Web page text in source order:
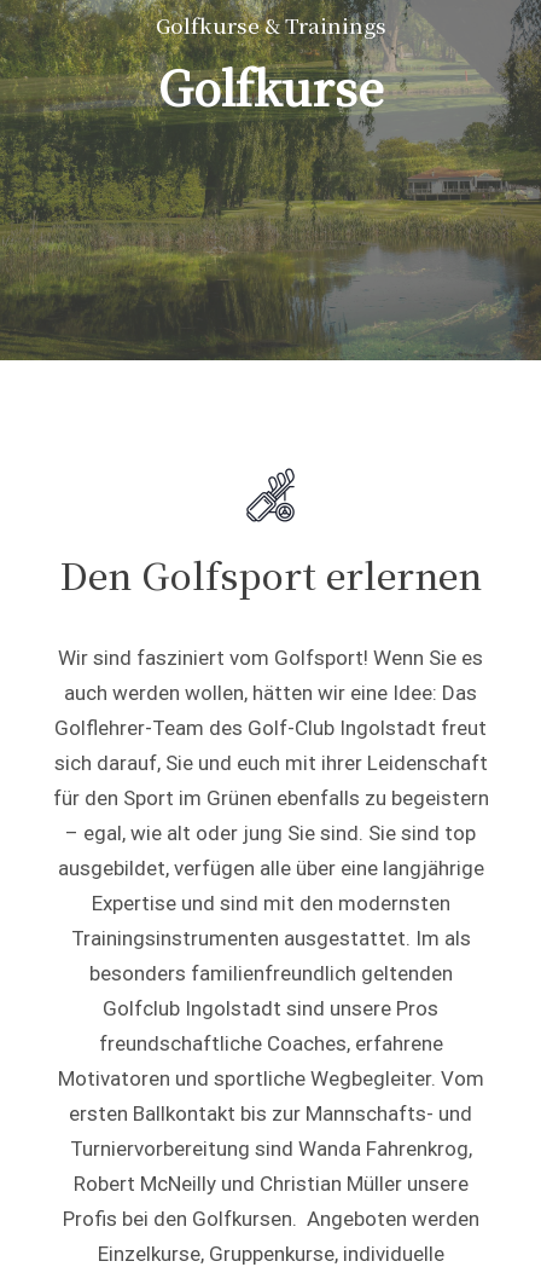
Golfkurse & Trainings
Golfkurse
Den Golfsport erlernen
Wir sind fasziniert vom Golfsport! Wenn Sie es
auch werden wollen, hätten wir eine Idee: Das
Golflehrer-Team des Golf-Club Ingolstadt freut
sich darauf, Sie und euch mit ihrer Leidenschaft
für den Sport im Grünen ebenfalls zu begeistern
– egal, wie alt oder jung Sie sind. Sie sind top
ausgebildet, verfügen alle über eine langjährige
Expertise und sind mit den modernsten
Trainingsinstrumenten ausgestattet. Im als
besonders familienfreundlich geltenden
Golfclub Ingolstadt sind unsere Pros
freundschaftliche Coaches, erfahrene
Motivatoren und sportliche Wegbegleiter. Vom
ersten Ballkontakt bis zur Mannschafts- und
Turniervorbereitung sind Wanda Fahrenkrog,
Robert McNeilly und Christian Müller unsere
Profis bei den Golfkursen. Angeboten werden
Einzelkurse, Gruppenkurse, individuelle